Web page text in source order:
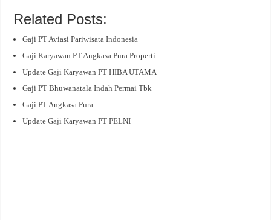
Related Posts:
Gaji PT Aviasi Pariwisata Indonesia
Gaji Karyawan PT Angkasa Pura Properti
Update Gaji Karyawan PT HIBA UTAMA
Gaji PT Bhuwanatala Indah Permai Tbk
Gaji PT Angkasa Pura
Update Gaji Karyawan PT PELNI